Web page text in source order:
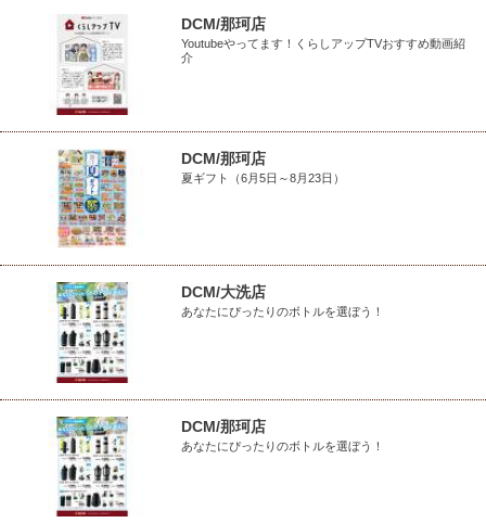
DCM/那珂店
Youtubeやってます！くらしアップTVおすすめ動画紹
介
DCM/那珂店
夏ギフト（6月5日～8月23日）
DCM/大洗店
あなたにぴったりのボトルを選ぼう！
DCM/那珂店
あなたにぴったりのボトルを選ぼう！